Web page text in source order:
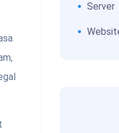
Server